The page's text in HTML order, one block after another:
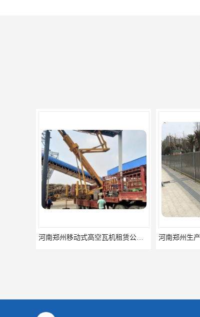
河南郑州生产加工彩钢围挡 郑州鑫纵 质量好 围挡加工